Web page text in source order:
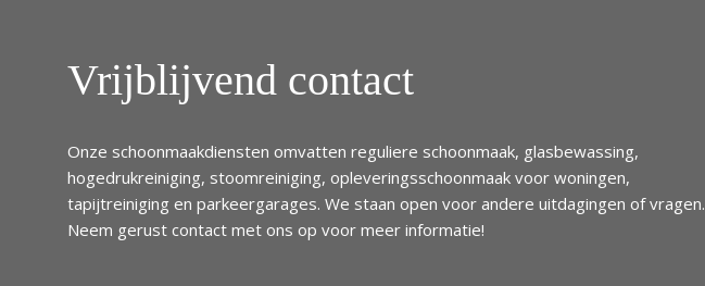
Vrijblijvend contact
Onze schoonmaakdiensten omvatten reguliere schoonmaak, glasbewassing,
hogedrukreiniging, stoomreiniging, opleveringsschoonmaak voor woningen,
tapijtreiniging en parkeergarages. We staan open voor andere uitdagingen of vragen.
Neem gerust contact met ons op voor meer informatie!